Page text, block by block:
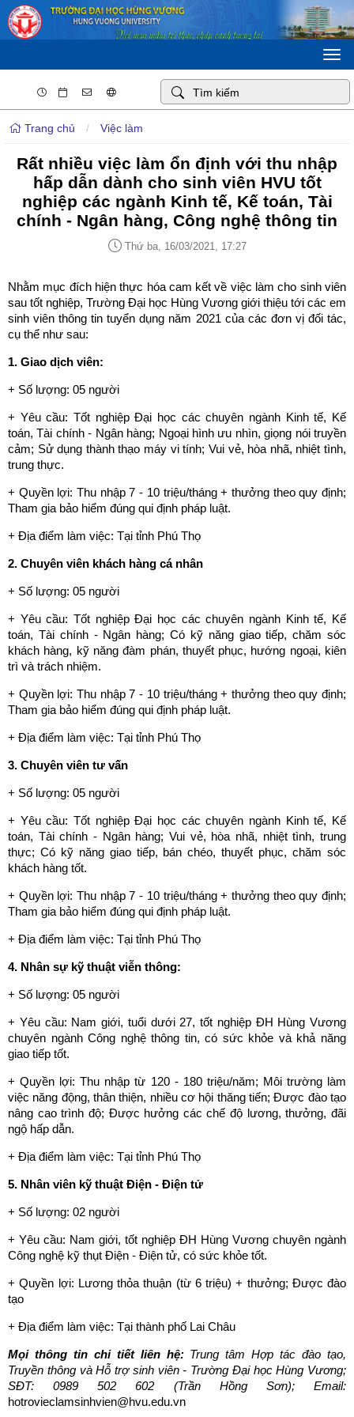
Trang chủ / Việc làm
Rất nhiều việc làm ổn định với thu nhập
hấp dẫn dành cho sinh viên HVU tốt
nghiệp các ngành Kinh tế, Kế toán, Tài
chính - Ngân hàng, Công nghệ thông tin
Thứ ba, 16/03/2021, 17:27
Nhằm mục đích hiện thực hóa cam kết về việc làm cho sinh viên
sau tốt nghiệp, Trường Đại học Hùng Vương giới thiệu tới các em
sinh viên thông tin tuyển dụng năm 2021 của các đơn vị đối tác,
cụ thể như sau:
1. Giao dịch viên:
+ Số lượng: 05 người
+ Yêu cầu: Tốt nghiệp Đại học các chuyên ngành Kinh tế, Kế
toán, Tài chính - Ngân hàng; Ngoại hình ưu nhìn, giọng nói truyền
cảm; Sử dụng thành thạo máy vi tính; Vui vẻ, hòa nhã, nhiệt tình,
trung thực.
+ Quyền lợi: Thu nhập 7 - 10 triệu/tháng + thưởng theo quy định;
Tham gia bảo hiểm đúng qui định pháp luật.
+ Địa điểm làm việc: Tại tỉnh Phú Thọ
2. Chuyên viên khách hàng cá nhân
+ Số lượng: 05 người
+ Yêu cầu: Tốt nghiệp Đại học các chuyên ngành Kinh tế, Kế
toán, Tài chính - Ngân hàng; Có kỹ năng giao tiếp, chăm sóc
khách hàng, kỹ năng đàm phán, thuyết phục, hướng ngoại, kiên
trì và trách nhiệm.
+ Quyền lợi: Thu nhập 7 - 10 triệu/tháng + thưởng theo quy định;
Tham gia bảo hiểm đúng qui định pháp luật.
+ Địa điểm làm việc: Tại tỉnh Phú Thọ
3. Chuyên viên tư vấn
+ Số lượng: 05 người
+ Yêu cầu: Tốt nghiệp Đại học các chuyên ngành Kinh tế, Kế
toán, Tài chính - Ngân hàng; Vui vẻ, hòa nhã, nhiệt tình, trung
thực; Có kỹ năng giao tiếp, bán chéo, thuyết phục, chăm sóc
khách hàng tốt.
+ Quyền lợi: Thu nhập 7 - 10 triệu/tháng + thưởng theo quy định;
Tham gia bảo hiểm đúng qui định pháp luật.
+ Địa điểm làm việc: Tại tỉnh Phú Thọ
4. Nhân sự kỹ thuật viễn thông:
+ Số lượng: 05 người
+ Yêu cầu: Nam giới, tuổi dưới 27, tốt nghiệp ĐH Hùng Vương
chuyên ngành Công nghệ thông tin, có sức khỏe và khả năng
giao tiếp tốt.
+ Quyền lợi: Thu nhập từ 120 - 180 triệu/năm; Môi trường làm
việc năng động, thân thiện, nhiều cơ hội thăng tiến; Được đào tạo
nâng cao trình độ; Được hưởng các chế độ lương, thưởng, đãi
ngộ hấp dẫn.
+ Địa điểm làm việc: Tại tỉnh Phú Thọ
5. Nhân viên kỹ thuật Điện - Điện tử
+ Số lượng: 02 người
+ Yêu cầu: Nam giới, tốt nghiệp ĐH Hùng Vương chuyên ngành
Công nghệ kỹ thụt Điện - Điện tử, có sức khỏe tốt.
+ Quyền lợi: Lương thỏa thuận (từ 6 triệu) + thưởng; Được đào
tạo
+ Địa điểm làm việc: Tại thành phố Lai Châu
Mọi thông tin chi tiết liên hệ: Trung tâm Hợp tác đào tạo,
Truyền thông và Hỗ trợ sinh viên - Trường Đại học Hùng Vương;
SĐT: 0989 502 602 (Trần Hồng Sơn); Email:
hotrovieclamsinhvien@hvu.edu.vn